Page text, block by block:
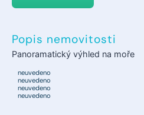
Popis nemovitosti
Panoramatický výhled na moře
neuvedeno
neuvedeno
neuvedeno
neuvedeno